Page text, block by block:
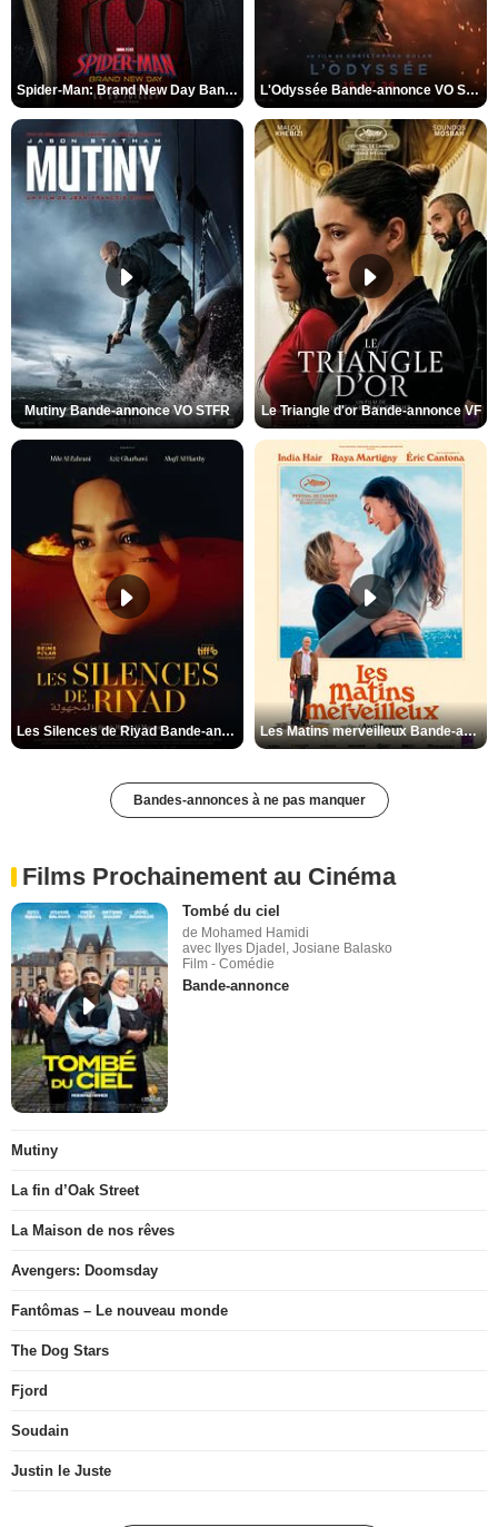
Spider-Man: Brand New Day Bande-annonce VO STFR L'Odyssée Bande-annonce VO STFR
Mutiny Bande-annonce VO STFR Le Triangle d'or Bande-annonce VF
Les Silences de Riyad Bande-annonce VO STFR Les Matins merveilleux Bande-annonce VF
Bandes-annonces à ne pas manquer
Films Prochainement au Cinéma
Tombé du ciel
de Mohamed Hamidi
avec Ilyes Djadel, Josiane Balasko
Film - Comédie
Bande-annonce
Mutiny
La fin d’Oak Street
La Maison de nos rêves
Avengers: Doomsday
Fantômas – Le nouveau monde
The Dog Stars
Fjord
Soudain
Justin le Juste